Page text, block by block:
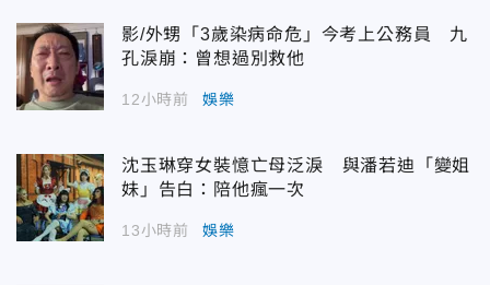
影/外甥「3歲染病命危」今考上公務員 九
孔淚崩：曾想過別救他
12小時前 娛樂
沈玉琳穿女裝憶亡母泛淚 與潘若迪「變姐
妹」告白：陪他瘋一次
13小時前 娛樂